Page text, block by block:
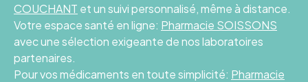
COUCHANT et un suivi personnalisé, même à distance.
Votre espace santé en ligne: Pharmacie SOISSONS
avec une sélection exigeante de nos laboratoires
partenaires.
Pour vos médicaments en toute simplicité: Pharmacie